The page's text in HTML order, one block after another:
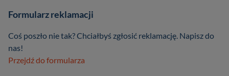
Formularz reklamacji
Coś poszło nie tak? Chciałbyś zgłosić reklamację. Napisz do
nas!
Przejdź do formularza